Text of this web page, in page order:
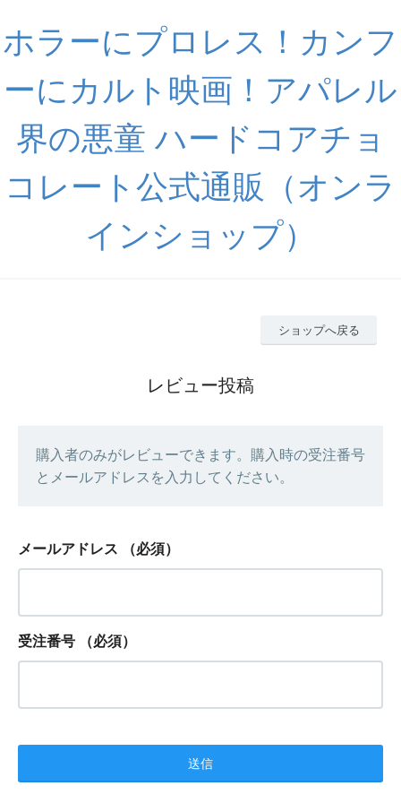
ホラーにプロレス！カンフ
ーにカルト映画！アパレル
界の悪童 ハードコアチョ
コレート公式通販（オンラ
インショップ）
ショップへ戻る
レビュー投稿
購入者のみがレビューできます。購入時の受注番号
とメールアドレスを入力してください。
メールアドレス （必須）
受注番号 （必須）